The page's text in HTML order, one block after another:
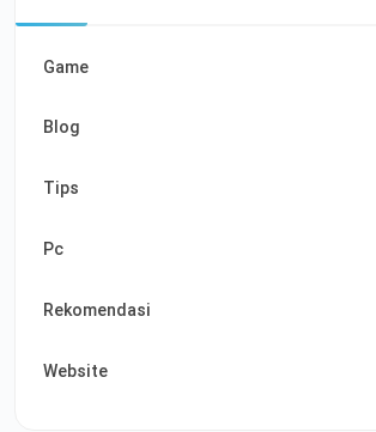
Game
Blog
Tips
Pc
Rekomendasi
Website